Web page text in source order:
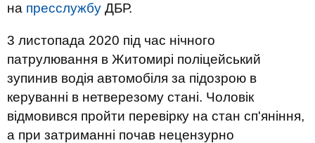
на пресслужбу ДБР.
3 листопада 2020 під час нічного
патрулювання в Житомирі поліцейський
зупинив водія автомобіля за підозрою в
керуванні в нетверезому стані. Чоловік
відмовився пройти перевірку на стан сп'яніння,
а при затриманні почав нецензурно